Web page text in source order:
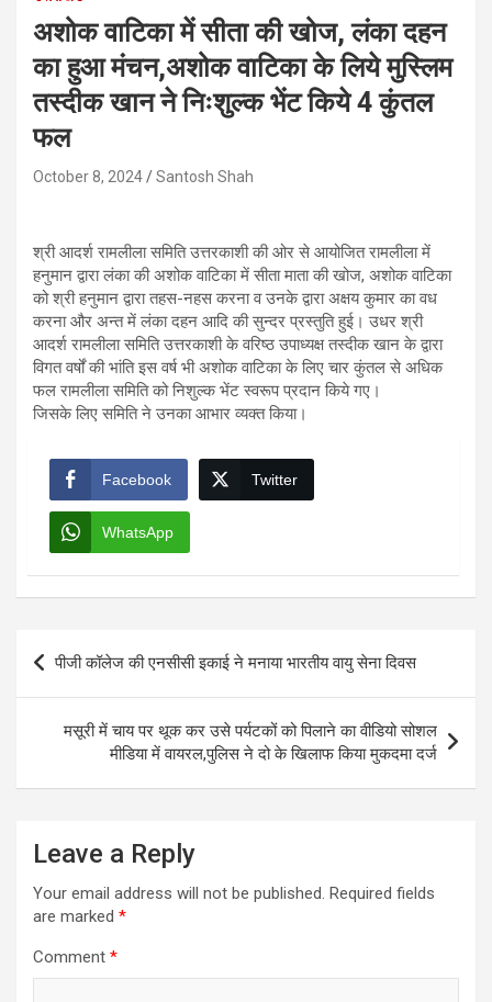
अशोक वाटिका में सीता की खोज, लंका दहन
का हुआ मंचन,अशोक वाटिका के लिये मुस्लिम
तस्दीक खान ने निःशुल्क भेंट किये 4 कुंतल
फल
October 8, 2024 Santosh Shah
श्री आदर्श रामलीला समिति उत्तरकाशी की ओर से आयोजित रामलीला में
हनुमान द्वारा लंका की अशोक वाटिका में सीता माता की खोज, अशोक वाटिका
को श्री हनुमान द्वारा तहस-नहस करना व उनके द्वारा अक्षय कुमार का वध
करना और अन्त में लंका दहन आदि की सुन्दर प्रस्तुति हुई। उधर श्री
आदर्श रामलीला समिति उत्तरकाशी के वरिष्ठ उपाध्यक्ष तस्दीक खान के द्वारा
विगत वर्षों की भांति इस वर्ष भी अशोक वाटिका के लिए चार कुंतल से अधिक
फल रामलीला समिति को निशुल्क भेंट स्वरूप प्रदान किये गए।
जिसके लिए समिति ने उनका आभार व्यक्त किया।
Facebook Twitter
WhatsApp
Post
navigation
पीजी कॉलेज की एनसीसी इकाई ने मनाया भारतीय वायु सेना दिवस
मसूरी में चाय पर थूक कर उसे पर्यटकों को पिलाने का वीडियो सोशल
मीडिया में वायरल,पुलिस ने दो के खिलाफ किया मुकदमा दर्ज
Leave a Reply
Your email address will not be published. Required fields
are marked *
Comment *